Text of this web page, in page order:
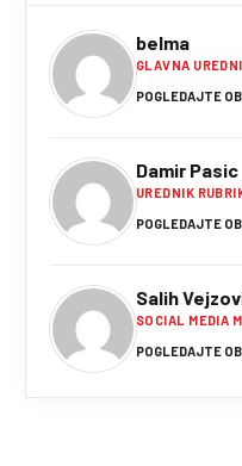
belma
GLAVNA
POGLEDAJTE
Damir Pasic
UREDNIK
POGLEDAJTE
Salih
SOCIAL MEDIA
POGLEDAJTE